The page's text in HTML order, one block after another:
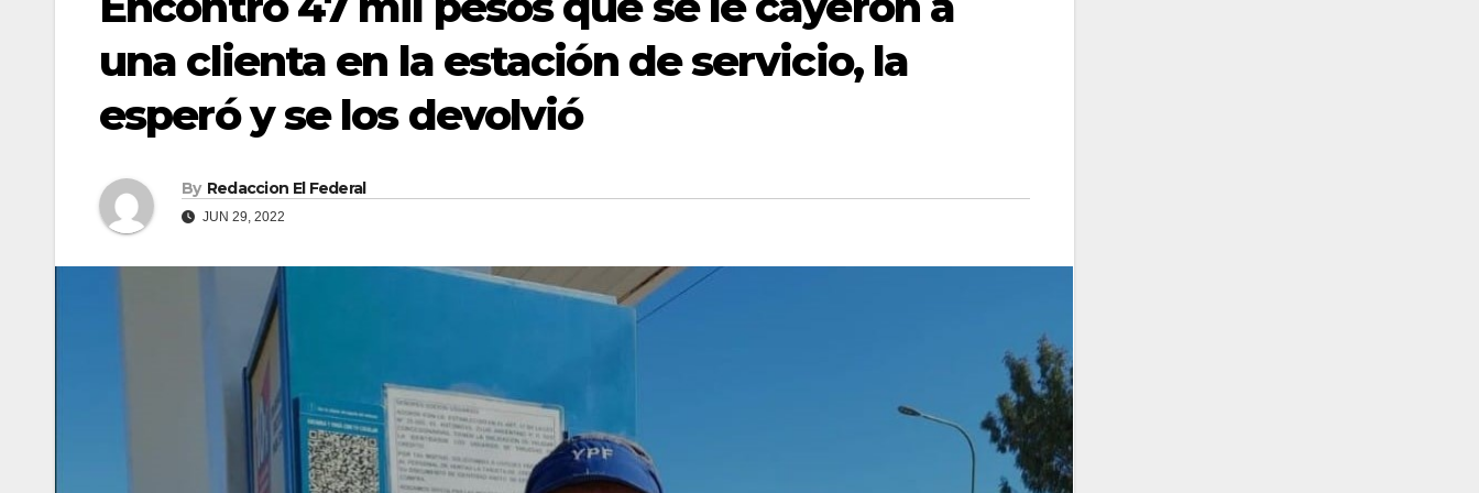
una clienta en la estación de servicio, la
esperó y se los devolvió
By Redaccion El Federal
JUN 29, 2022